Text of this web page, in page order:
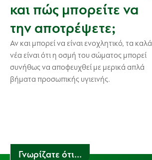
και πώς μπορείτε να
την αποτρέψετε;
Αν και μπορεί να είναι ενοχλητικό, τα καλά
νέα είναι ότι η οσμή του σώματος μπορεί
συνήθως να αποφευχθεί με μερικά απλά
βήματα προσωπικής υγιεινής.
Γνωρίζατε ότι...